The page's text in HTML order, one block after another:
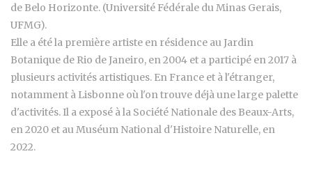
de Belo Horizonte. (Université Fédérale du Minas Gerais,
UFMG).
Elle a été la première artiste en résidence au Jardin
Botanique de Rio de Janeiro, en 2004 et a participé en 2017 à
plusieurs activités artistiques. En France et à l'étranger,
notamment à Lisbonne où l'on trouve déjà une large palette
d'activités. Il a exposé à la Société Nationale des Beaux-Arts,
en 2020 et au Muséum National d'Histoire Naturelle, en
2022.